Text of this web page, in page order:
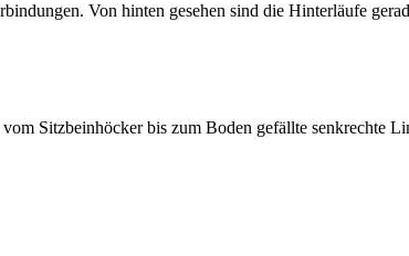
Von hinten gesehen sind die Hinterläufe
Sitzbeinhöcker bis zum Boden gefällte senkrechte